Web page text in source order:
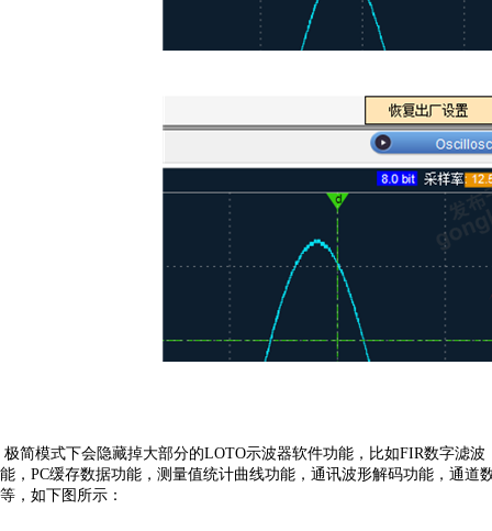
极简模式下会隐藏掉大部分的LOTO示波器软件功能，比如FIR数字滤
能，PC缓存数据功能，测量值统计曲线功能，通讯波形解码功能，通
等，如下图所示：